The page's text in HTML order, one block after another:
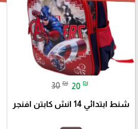
30 ₪ 20 ₪
شنط ابتدائي 14 انش كابتن افنجر